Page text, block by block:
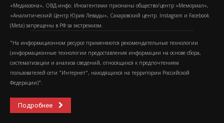
«Медиазона», ОВД-инфо. Иноагентами признаны общество/центр «Мемориал»,
«Аналитический Центр Юрия Левады», Сахаровский центр. Instagram и Facebook
(Metа) запрещены в РФ за экстремизм.
"На информационном ресурсе применяются рекомендательные технологии
(информационные технологии предоставления информации на основе сбора,
систематизации и анализа сведений, относящихся к предпочтениям
пользователей сети "Интернет", находящихся на территории Российской
Федерации)".
Подробнее